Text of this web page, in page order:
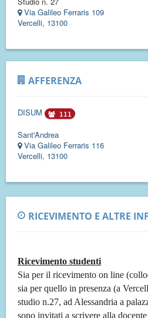
Via Galileo Ferraris 109
Vercelli, 13100
AFFERENZA
DISUM 111
Sant'Andrea
Via Galileo Ferraris 116
Vercelli, 13100
RICEVIMENTO E ALTRE
Ricevimento studenti
Sia per il ricevimento on line
sia per quello in presenza (a
studio n.27, ad Alessandria a
sono invitati a scrivere alla